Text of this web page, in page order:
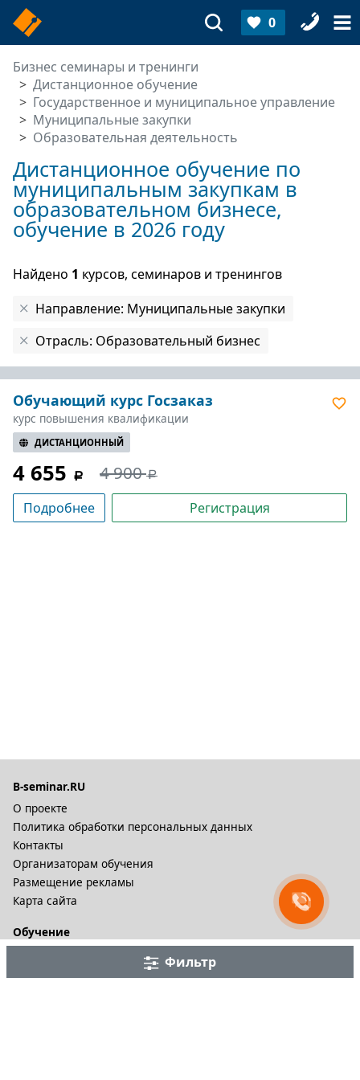
0
Бизнес семинары и тренинги
Дистанционное обучение
Государственное и муниципальное управление
Муниципальные закупки
Образовательная деятельность
Фильтр
Дистанционное обучение по
муниципальным закупкам в
образовательном бизнесе,
обучение в 2026 году
Найдено 1 курсов, семинаров и тренингов
Направление: Муниципальные закупки
Отрасль: Образовательный бизнес
Обучающий курс Госзаказ
курс повышения квалификации
ДИСТАНЦИОННЫЙ
4 655 4 900
Подробнее Регистрация
B-seminar.RU
О проекте
Политика обработки персональных данных
Контакты
Организаторам обучения
Размещение рекламы
Карта сайта
Обучение
Дистационное обучение и видеокурсы